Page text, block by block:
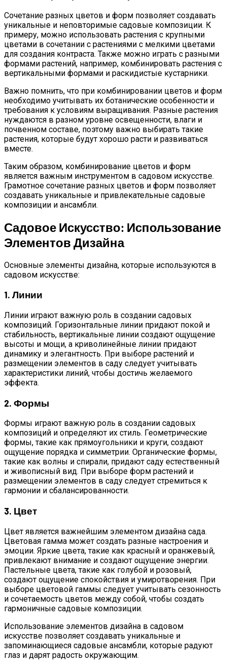
Сочетание разных цветов и форм позволяет создавать
уникальные и неповторимые садовые композиции. К
примеру, можно использовать растения с крупными
цветами в сочетании с растениями с мелкими цветами
для создания контраста. Также можно играть с разными
формами растений, например, комбинировать растения с
вертикальными формами и раскидистые кустарники.
Важно помнить, что при комбинировании цветов и форм
необходимо учитывать их ботанические особенности и
требования к условиям выращивания. Разные растения
нуждаются в разном уровне освещенности, влаги и
почвенном составе, поэтому важно выбирать такие
растения, которые будут хорошо расти и развиваться
вместе.
Таким образом, комбинирование цветов и форм
является важным инструментом в садовом искусстве.
Грамотное сочетание разных цветов и форм позволяет
создавать уникальные и привлекательные садовые
композиции и ансамбли.
Садовое Искусство: Использование
Элементов Дизайна
Основные элементы дизайна, которые используются в
садовом искусстве:
1. Линии
Линии играют важную роль в создании садовых
композиций. Горизонтальные линии придают покой и
стабильность, вертикальные линии создают ощущение
высоты и мощи, а криволинейные линии придают
динамику и элегантность. При выборе растений и
размещении элементов в саду следует учитывать
характеристики линий, чтобы достичь желаемого
эффекта.
2. Формы
Формы играют важную роль в создании садовых
композиций и определяют их стиль. Геометрические
формы, такие как прямоугольники и круги, создают
ощущение порядка и симметрии. Органические формы,
такие как волны и спирали, придают саду естественный
и живописный вид. При выборе форм растений и
размещении элементов в саду следует стремиться к
гармонии и сбалансированности.
3. Цвет
Цвет является важнейшим элементом дизайна сада.
Цветовая гамма может создать разные настроения и
эмоции. Яркие цвета, такие как красный и оранжевый,
привлекают внимание и создают ощущение энергии.
Пастельные цвета, такие как голубой и розовый,
создают ощущение спокойствия и умиротворения. При
выборе цветовой гаммы следует учитывать сезонность
и сочетаемость цветов между собой, чтобы создать
гармоничные садовые композиции.
Использование элементов дизайна в садовом
искусстве позволяет создавать уникальные и
запоминающиеся садовые ансамбли, которые радуют
глаз и дарят радость окружающим.